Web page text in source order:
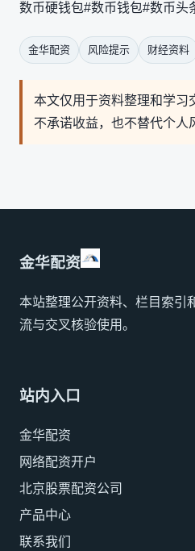
数币硬钱包#数币钱包#数币头
金华配资 风险提示 财经资料
本文仅用于资料整理和学习
不承诺收益，也不替代个人
金华配资
本站整理公开资料、栏目索引
流与交叉核验使用。
站内入口
金华配资
网络配资开户
北京股票配资公司
产品中心
联系我们